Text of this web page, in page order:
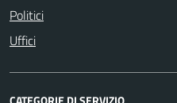
Politici
Uffici